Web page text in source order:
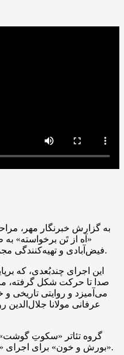
به گزارش خبرنگار مهر،
«آه از تَن برخواسته»
فیض‌آبادی و تهیه‌کنندگی مجموعه «این/جا میان شهر» کلید خورد.
این اجرای چندبُعدی، که
صدا تا حرکت شکل گرفته،
می‌آمیزد و روایتی تاریخی
عرفانی مولانا
گروه تئاتر «سکوتِ
«بورش و خون» برای اجرای «آه از تن برخواسته» آماده خواهد شد.